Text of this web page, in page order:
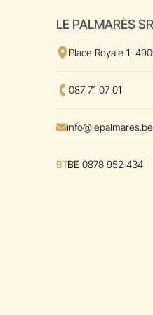
LE PALMARÈS
Adres bekijken
Place Royale 1,
Bel ons op
087 71 07 01
Envoyer un mal à
info@lepalmares.be
BTWBE 0878 952 434